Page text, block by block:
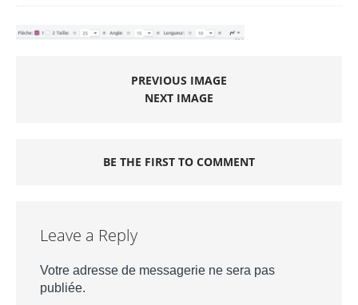
PREVIOUS IMAGE
NEXT IMAGE
BE THE FIRST TO COMMENT
Leave a Reply
Votre adresse de messagerie ne sera pas
publiée.